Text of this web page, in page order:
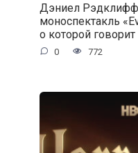
Дэниел
моноспектакль
о которой
0 772